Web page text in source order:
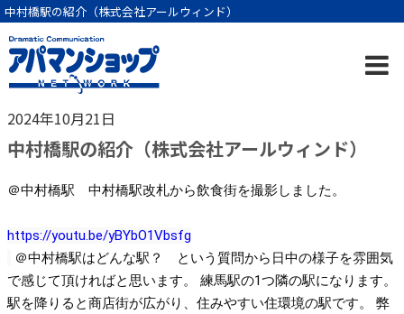
中村橋駅の紹介（株式会社アールウィンド）
2024年10月21日
中村橋駅の紹介（株式会社アールウィンド）
＠中村橋駅 中村橋駅改札から飲食街を撮影しました。
https://youtu.be/yBYbO1Vbsfg
＠中村橋駅はどんな駅？ という質問から日中の様子を雰囲気
で感じて頂ければと思います。 練馬駅の1つ隣の駅になります。
駅を降りると商店街が広がり、住みやすい住環境の駅です。 弊